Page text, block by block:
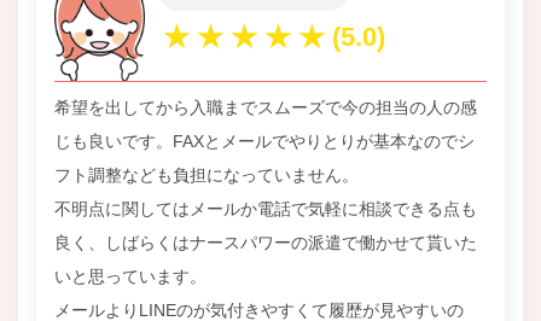
希望を出してから入職までスムーズで今の担当の人の感
じも良いです。FAXとメールでやりとりが基本なのでシ
フト調整なども負担になっていません。
不明点に関してはメールか電話で気軽に相談できる点も
良く、しばらくはナースパワーの派遣で働かせて貰いた
いと思っています。
メールよりLINEのが気付きやすくて履歴が見やすいの